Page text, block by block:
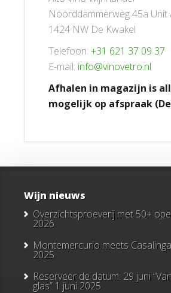
Noorddammerweg 45a Unit
1424 NW De Kwakel
Telefoon: +31 621 37 09 37
E-mail: info@vinovetro.nl
Afhalen in magazijn is
mogelijk op afspraak
Wijn nieuws
Overzichtsproeverij met 50+
2026
Montemercurio meets Casalinga
2025
Reserveer de datum: 29 juni
glas” 1 juni 2025